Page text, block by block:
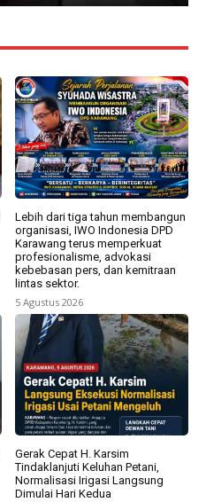
Lebih dari tiga tahun membangun
organisasi, IWO Indonesia DPD
Karawang terus memperkuat
profesionalisme, advokasi
kebebasan pers, dan kemitraan
lintas sektor.
5 Agustus 2026
Gerak Cepat H. Karsim
Tindaklanjuti Keluhan Petani,
Normalisasi Irigasi Langsung
Dimulai Hari Kedua